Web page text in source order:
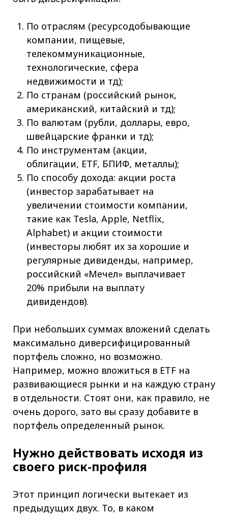
По отраслям (ресурсодобывающие
компании, пищевые,
телекоммуникационные,
технологические, сфера
недвижимости и тд);
По странам (российский рынок,
американский, китайский и тд);
По валютам (рубли, доллары, евро,
швейцарские франки и тд);
По инструментам (акции,
облигации, ETF, БПИФ, металлы);
По способу дохода: акции роста
(инвестор зарабатывает на
увеличении стоимости компании,
такие как Tesla, Apple, Netflix,
Alphabet) и акции стоимости
(инвесторы любят их за хорошие и
регулярные дивиденды, например,
российский «Мечел» выплачивает
20% прибыли на выплату
дивидендов).
При небольших суммах вложений сделать
максимально диверсифицированный
портфель сложно, но возможно.
Например, можно вложиться в ETF на
развивающиеся рынки и на каждую страну
в отдельности. Стоят они, как правило, не
очень дорого, зато вы сразу добавите в
портфель определенный рынок.
Нужно действовать исходя из
своего риск-профиля
Этот принцип логически вытекает из
предыдущих двух. То, в каком